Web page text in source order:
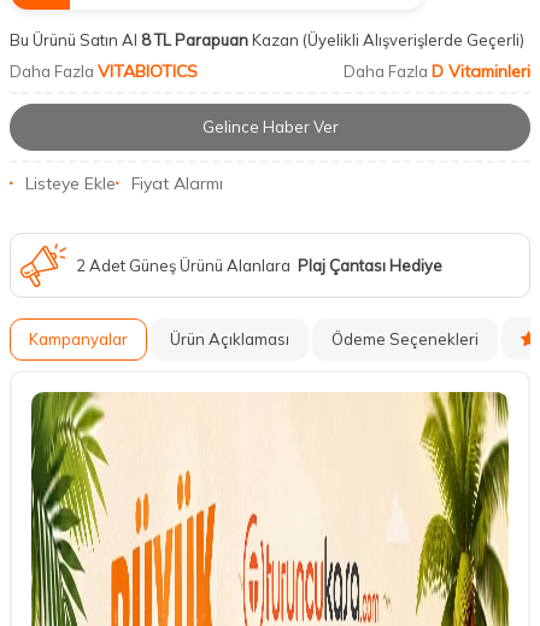
Bu Ürünü Satın Al 8 TL ParapuanKazan (Üyelikli Alışverişlerde Geçerli)
Daha Fazla VITABIOTICS Daha Fazla D Vitaminleri
Gelince Haber Ver
Listeye Ekle Fiyat Alarmı
2 Adet Güneş Ürünü Alanlara Plaj Çantası Hediye
Kampanyalar Ürün Açıklaması Ödeme Seçenekleri